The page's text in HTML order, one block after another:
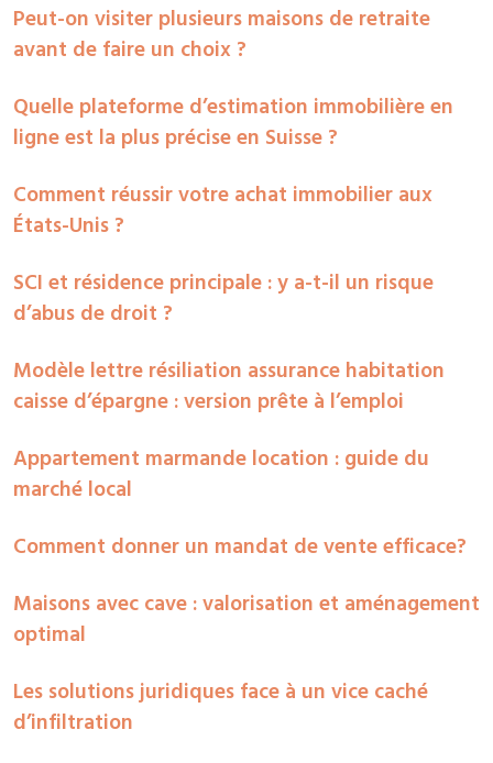
Peut-on visiter plusieurs maisons de retraite
avant de faire un choix ?
Quelle plateforme d’estimation immobilière en
ligne est la plus précise en Suisse ?
Comment réussir votre achat immobilier aux
États-Unis ?
SCI et résidence principale : y a-t-il un risque
d’abus de droit ?
Modèle lettre résiliation assurance habitation
caisse d’épargne : version prête à l’emploi
Appartement marmande location : guide du
marché local
Comment donner un mandat de vente efficace?
Maisons avec cave : valorisation et aménagement
optimal
Les solutions juridiques face à un vice caché
d’infiltration